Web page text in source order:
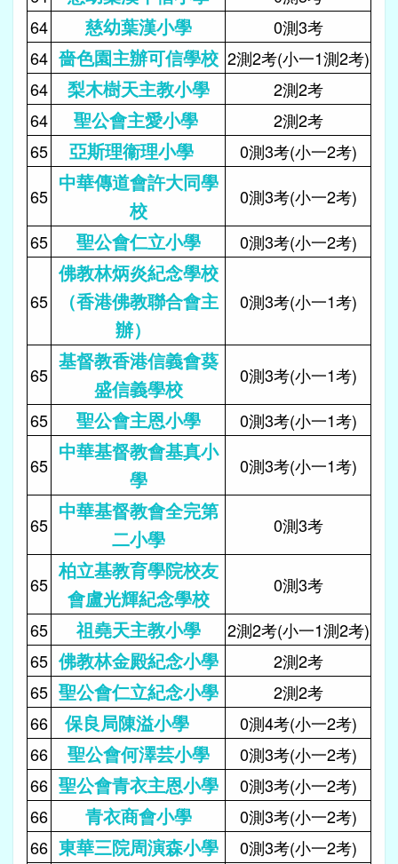
64
慈幼葉漢小學
0測3考
64 嗇色園主辦可信學校 2測2考(小一1測2考)
64
梨木樹天主教小學
2測2考
64
聖公會主愛小學
2測2考
65
亞斯理衞理小學
0測3考(小一2考)
65
中華傳道會許大同學
校
0測3考(小一2考)
65
聖公會仁立小學 0測3考(小一2考)
65
佛教林炳炎紀念學校
（香港佛教聯合會主
辦）
0測3考(小一1考)
65
基督教香港信義會葵
盛信義學校
0測3考(小一1考)
65
聖公會主恩小學
0測3考(小一1考)
65
中華基督教會基真小
學
0測3考(小一1考)
65
中華基督教會全完第
二小學
0測3考
65
柏立基教育學院校友
會盧光輝紀念學校
0測3考
65
祖堯天主教小學
2測2考(小一1測2考)
65 佛教林金殿紀念小學
2測2考
65 聖公會仁立紀念小學
2測2考
66
保良局陳溢小學
0測4考(小一2考)
66
聖公會何澤芸小學
0測3考(小一2考)
66 聖公會青衣主恩小學
0測3考(小一2考)
66
青衣商會小學
0測3考(小一2考)
66 東華三院周演森小學
0測3考(小一2考)